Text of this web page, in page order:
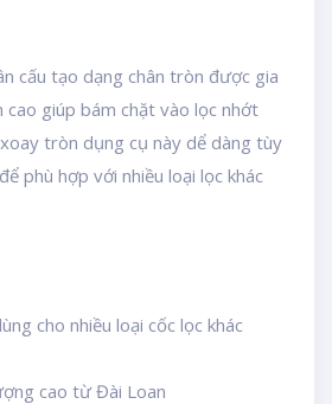
cấu tạo dạng chân tròn được gia
cao giúp bám chặt vào lọc nhớt
tròn dụng cụ này dể dàng tùy
phù hợp với nhiều loại lọc khác
cho nhiều loại cốc lọc khác
cao từ Đài Loan